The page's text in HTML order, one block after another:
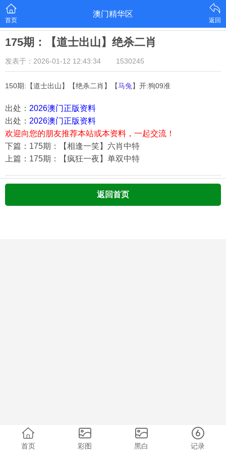
首页
澳门精华区
返回
175期：【道士出山】绝杀二肖
发表于：2026-01-12 12:43:34 1530245
150期:【道士出山】【绝杀二肖】【马兔 】开:狗09准
出处： 2026澳门正版资料
出处： 2026澳门正版资料
欢迎向您的朋友推荐本站或本资料，一起交流！
下篇：175期：【相逢一笑】六肖中特
上篇：175期：【疯狂一夜】单双中特
返回首页
首页 彩图 黑白 记录